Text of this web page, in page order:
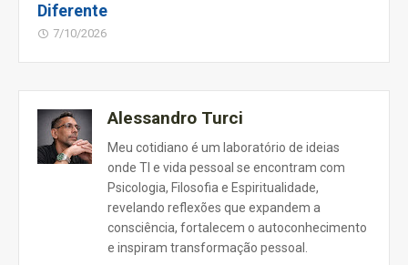
Diferente
7/10/2026
Alessandro Turci
Meu cotidiano é um laboratório de ideias
onde TI e vida pessoal se encontram com
Psicologia, Filosofia e Espiritualidade,
revelando reflexões que expandem a
consciência, fortalecem o autoconhecimento
e inspiram transformação pessoal.